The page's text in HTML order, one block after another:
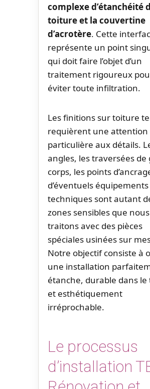
complexe d’étanchéité
toiture et la couvertine
d’acrotère. Cette
représente un point
qui doit faire l’objet d’un
traitement rigoureux
éviter toute infiltration.
Les finitions sur toiture
requièrent une attention
particulière aux détails.
angles, les traversées de
corps, les points
d’éventuels équipements
techniques sont autant
zones sensibles que nous
traitons avec des pièces
spéciales usinées sur
Notre objectif consiste à
une installation
étanche, durable dans le
et esthétiquement
irréprochable.
Le processus
d’installation